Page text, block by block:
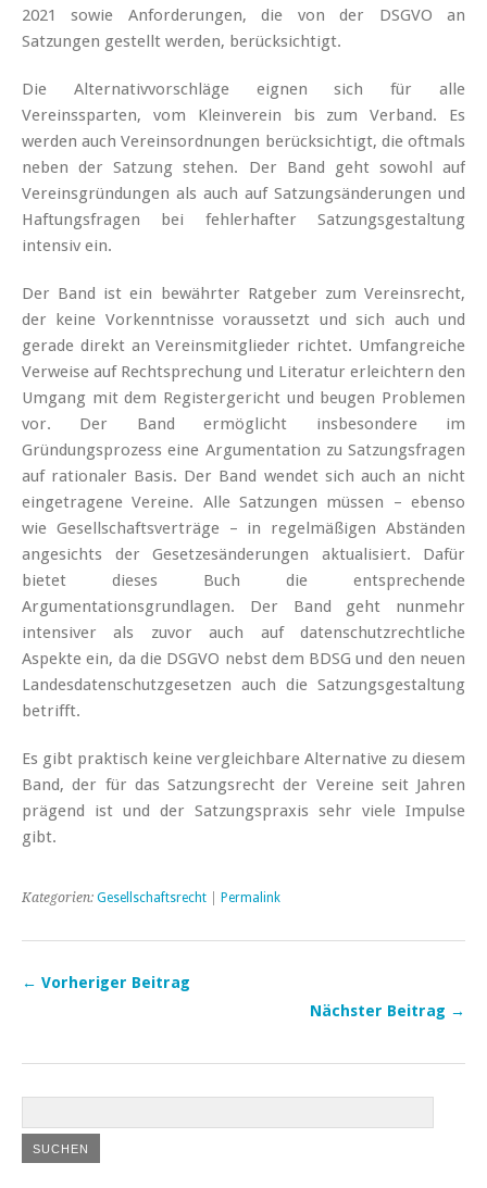
2021 sowie Anforderungen, die von der DSGVO an
Satzungen gestellt werden, berücksichtigt.
Die Alternativvorschläge eignen sich für alle
Vereinssparten, vom Kleinverein bis zum Verband. Es
werden auch Vereinsordnungen berücksichtigt, die oftmals
neben der Satzung stehen. Der Band geht sowohl auf
Vereinsgründungen als auch auf Satzungsänderungen und
Haftungsfragen bei fehlerhafter Satzungsgestaltung
intensiv ein.
Der Band ist ein bewährter Ratgeber zum Vereinsrecht,
der keine Vorkenntnisse voraussetzt und sich auch und
gerade direkt an Vereinsmitglieder richtet. Umfangreiche
Verweise auf Rechtsprechung und Literatur erleichtern den
Umgang mit dem Registergericht und beugen Problemen
vor. Der Band ermöglicht insbesondere im
Gründungsprozess eine Argumentation zu Satzungsfragen
auf rationaler Basis. Der Band wendet sich auch an nicht
eingetragene Vereine. Alle Satzungen müssen – ebenso
wie Gesellschaftsverträge – in regelmäßigen Abständen
angesichts der Gesetzesänderungen aktualisiert. Dafür
bietet dieses Buch die entsprechende
Argumentationsgrundlagen. Der Band geht nunmehr
intensiver als zuvor auch auf datenschutzrechtliche
Aspekte ein, da die DSGVO nebst dem BDSG und den neuen
Landesdatenschutzgesetzen auch die Satzungsgestaltung
betrifft.
Es gibt praktisch keine vergleichbare Alternative zu diesem
Band, der für das Satzungsrecht der Vereine seit Jahren
prägend ist und der Satzungspraxis sehr viele Impulse
gibt.
Kategorien: Gesellschaftsrecht Permalink
← Vorheriger Beitrag
Nächster Beitrag →